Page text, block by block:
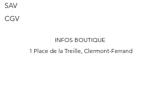
SAV
CGV
INFOS BOUTIQUE
1 Place de la Treille, Clermont-Ferrand